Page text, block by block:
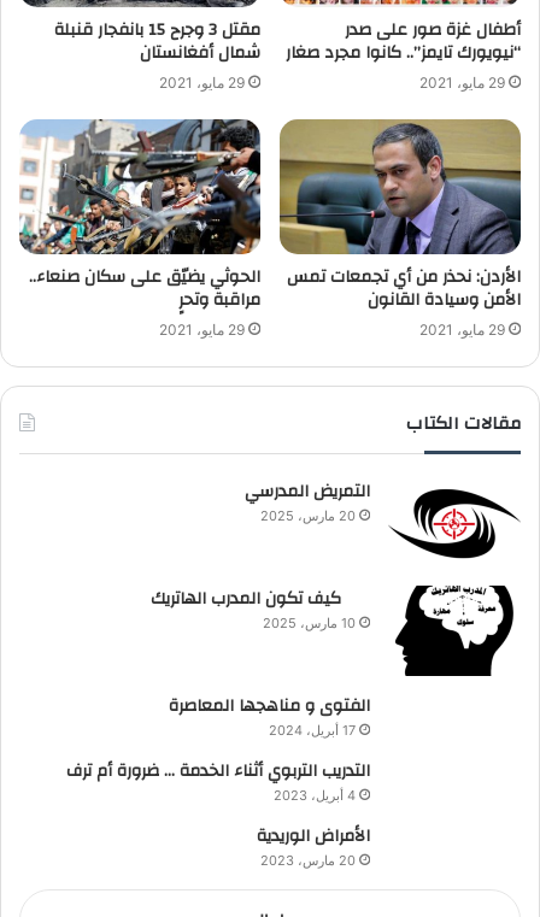
أطفال غزة صور على صدر
“نيويورك تايمز”.. كانوا مجرد صغار
29 مايو، 2021
‬شمال أفغانستان
29 مايو، 2021
الأردن: نحذر من أي تجمعات تمس
الأمن وسيادة القانون
29 مايو، 2021
الحوثي يضيّق على سكان صنعاء..
مراقبة وتحرٍ
29 مايو، 2021
مقالات الكتاب
التمريض المدرسي
20 مارس، 2025
كيف تكون المدرب الهاتريك
10 مارس، 2025
الفتوى و مناهجها المعاصرة
17 أبريل، 2024
التدريب التربوي أثناء الخدمة … ضرورة أم ترف
4 أبريل، 2023
الأمراض الوريدية
20 مارس، 2023